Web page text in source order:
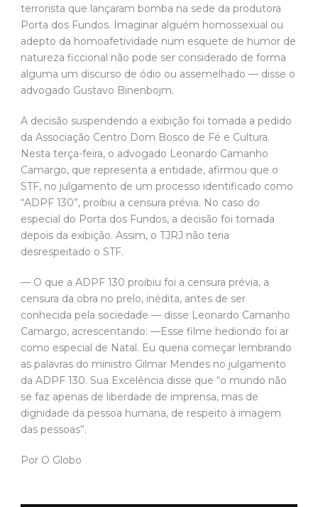
terrorista que lançaram bomba na sede da produtora
Porta dos Fundos. Imaginar alguém homossexual ou
adepto da homoafetividade num esquete de humor de
natureza ficcional não pode ser considerado de forma
alguma um discurso de ódio ou assemelhado — disse o
advogado Gustavo Binenbojm.
A decisão suspendendo a exibição foi tomada a pedido
da Associação Centro Dom Bosco de Fé e Cultura.
Nesta terça-feira, o advogado Leonardo Camanho
Camargo, que representa a entidade, afirmou que o
STF, no julgamento de um processo identificado como
“ADPF 130”, proibiu a censura prévia. No caso do
especial do Porta dos Fundos, a decisão foi tomada
depois da exibição. Assim, o TJRJ não teria
desrespeitado o STF.
— O que a ADPF 130 proibiu foi a censura prévia, a
censura da obra no prelo, inédita, antes de ser
conhecida pela sociedade — disse Leonardo Camanho
Camargo, acrescentando: —Esse filme hediondo foi ar
como especial de Natal. Eu queria começar lembrando
as palavras do ministro Gilmar Mendes no julgamento
da ADPF 130. Sua Excelência disse que “o mundo não
se faz apenas de liberdade de imprensa, mas de
dignidade da pessoa humana, de respeito à imagem
das pessoas”.
Por O Globo